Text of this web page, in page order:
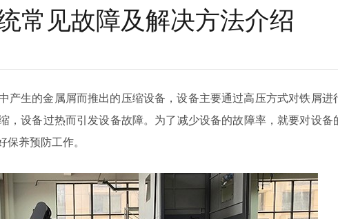
常见故障及解决方法介绍
产生的金属屑而推出的压缩设备，设备主要通过高压方式对铁屑进
，设备过热而引发设备故障。为了减少设备的故障率，就要对设备
养预防工作。